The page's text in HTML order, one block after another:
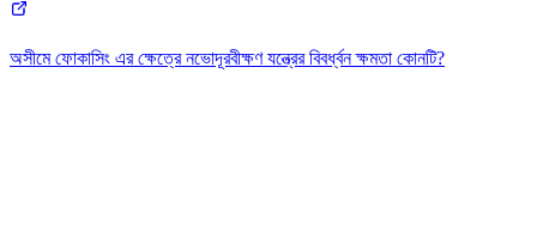
অসীমে ফোকাসিং এর ক্ষেত্রে নভোদূরবীক্ষণ যন্ত্রের বিবর্ধ্বন ক্ষমতা কোনটি?